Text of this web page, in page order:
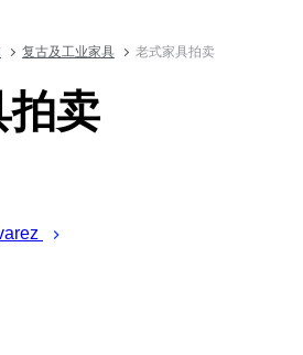
复古及工业家具 老式家具拍卖
拍卖